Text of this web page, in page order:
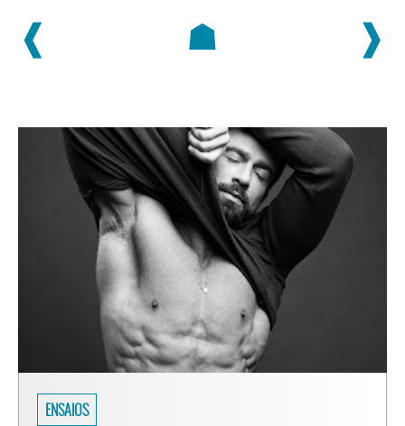
❰ ❱
☗
SARADOS DO BRASIL